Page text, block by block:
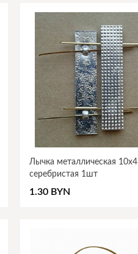
Лычка металлическая
серебристая 1шт
1.30 BYN